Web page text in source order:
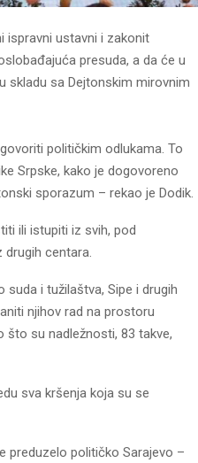
ispravni ustavni i zakonit
presuda, a da će u
skladu sa Dejtonskim mirovnim
političkim odlukama. To
Srpske, kako je dogovoreno
sporazum – rekao je Dodik.
ili istupiti iz svih, pod
centara.
i tužilaštva, Sipe i drugih
njihov rad na prostoru
što su nadležnosti, 83 takve,
sva kršenja koja su se
preduzelo političko Sarajevo –